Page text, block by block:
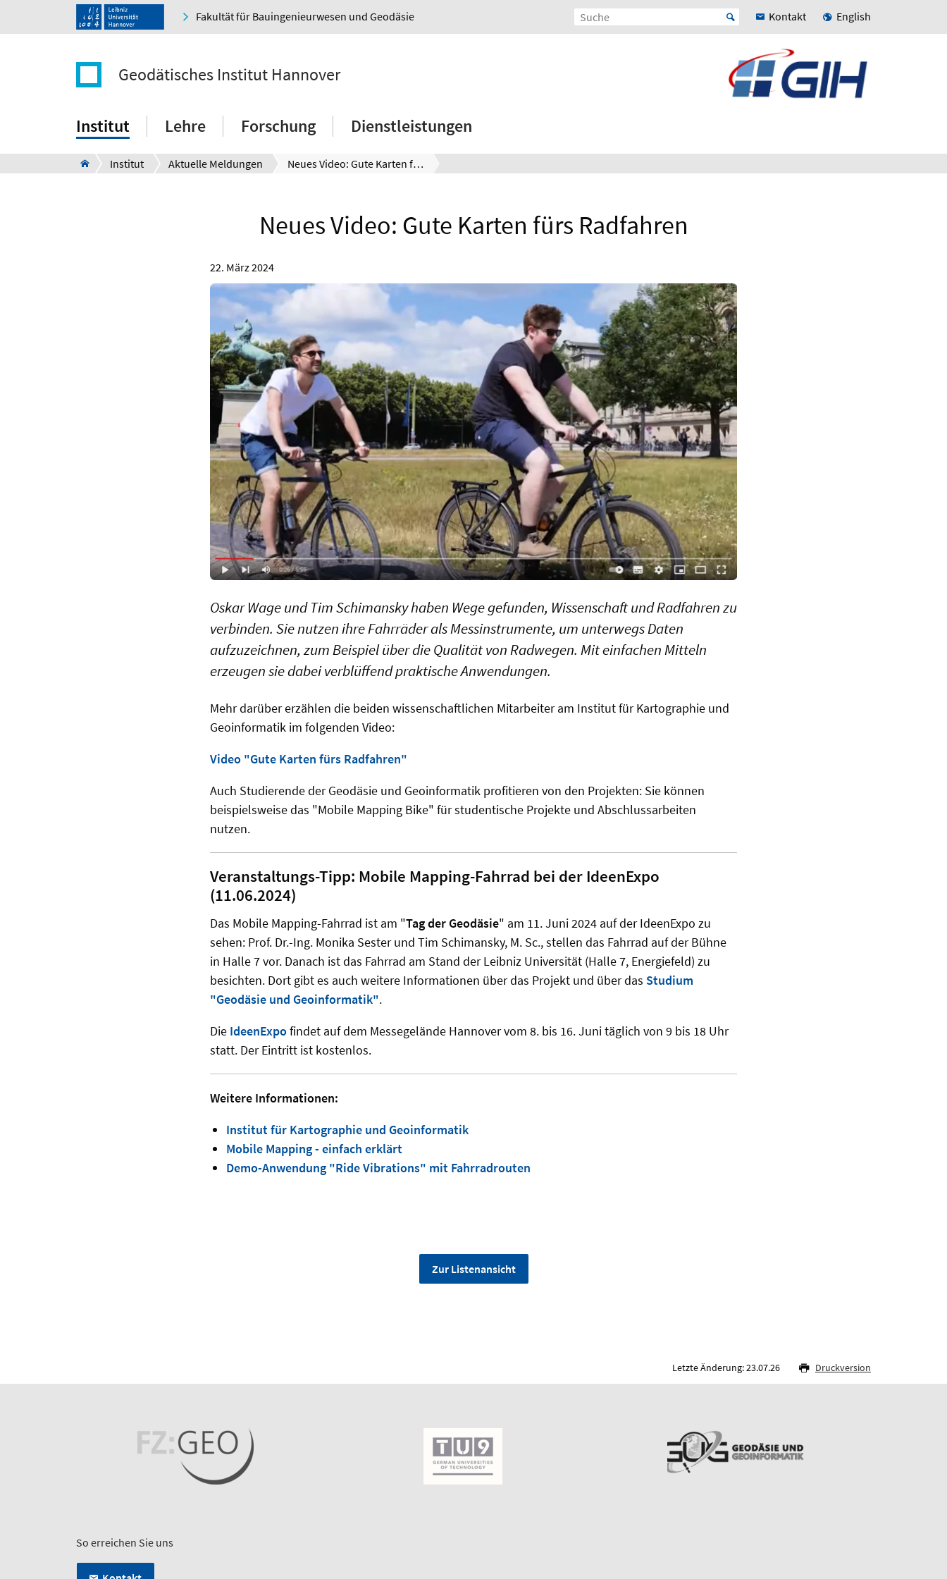
Fakultät für Bauingenieurwesen und Geodäsie Kontakt English
Geodätisches Institut Hannover
Institut Lehre Forschung Dienstleistungen
Institut Aktuelle Meldungen Neues Video: Gute Karten fürs Radfahren
Neues Video: Gute Karten fürs Radfahren
22. März 2024
Oskar Wage und Tim Schimansky haben Wege gefunden, Wissenschaft und Radfahren zu
verbinden. Sie nutzen ihre Fahrräder als Messinstrumente, um unterwegs Daten
aufzuzeichnen, zum Beispiel über die Qualität von Radwegen. Mit einfachen Mitteln
erzeugen sie dabei verblüffend praktische Anwendungen.
Mehr darüber erzählen die beiden wissenschaftlichen Mitarbeiter am Institut für Kartographie und
Geoinformatik im folgenden Video:
Video "Gute Karten fürs Radfahren"
Auch Studierende der Geodäsie und Geoinformatik profitieren von den Projekten: Sie können
beispielsweise das "Mobile Mapping Bike" für studentische Projekte und Abschlussarbeiten
nutzen.
Veranstaltungs-Tipp: Mobile Mapping-Fahrrad bei der IdeenExpo
(11.06.2024)
Das Mobile Mapping-Fahrrad ist am "Tag der Geodäsie" am 11. Juni 2024 auf der IdeenExpo zu
sehen: Prof. Dr.-Ing. Monika Sester und Tim Schimansky, M. Sc., stellen das Fahrrad auf der Bühne
in Halle 7 vor. Danach ist das Fahrrad am Stand der Leibniz Universität (Halle 7, Energiefeld) zu
besichten. Dort gibt es auch weitere Informationen über das Projekt und über das Studium
"Geodäsie und Geoinformatik".
Die IdeenExpofindet auf dem Messegelände Hannover vom 8. bis 16. Juni täglich von 9 bis 18 Uhr
statt. Der Eintritt ist kostenlos.
Weitere Informationen:
Institut für Kartographie und Geoinformatik
Mobile Mapping - einfach erklärt
Demo-Anwendung "Ride Vibrations" mit Fahrradrouten
Zur Listenansicht
Letzte Änderung: 23.07.26 Druckversion
So erreichen Sie uns